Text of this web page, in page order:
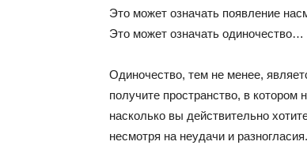
Это может означать появление
Это может означать одиночество…
Одиночество, тем не менее,
получите пространство, в
насколько вы действительно
несмотря на неудачи и